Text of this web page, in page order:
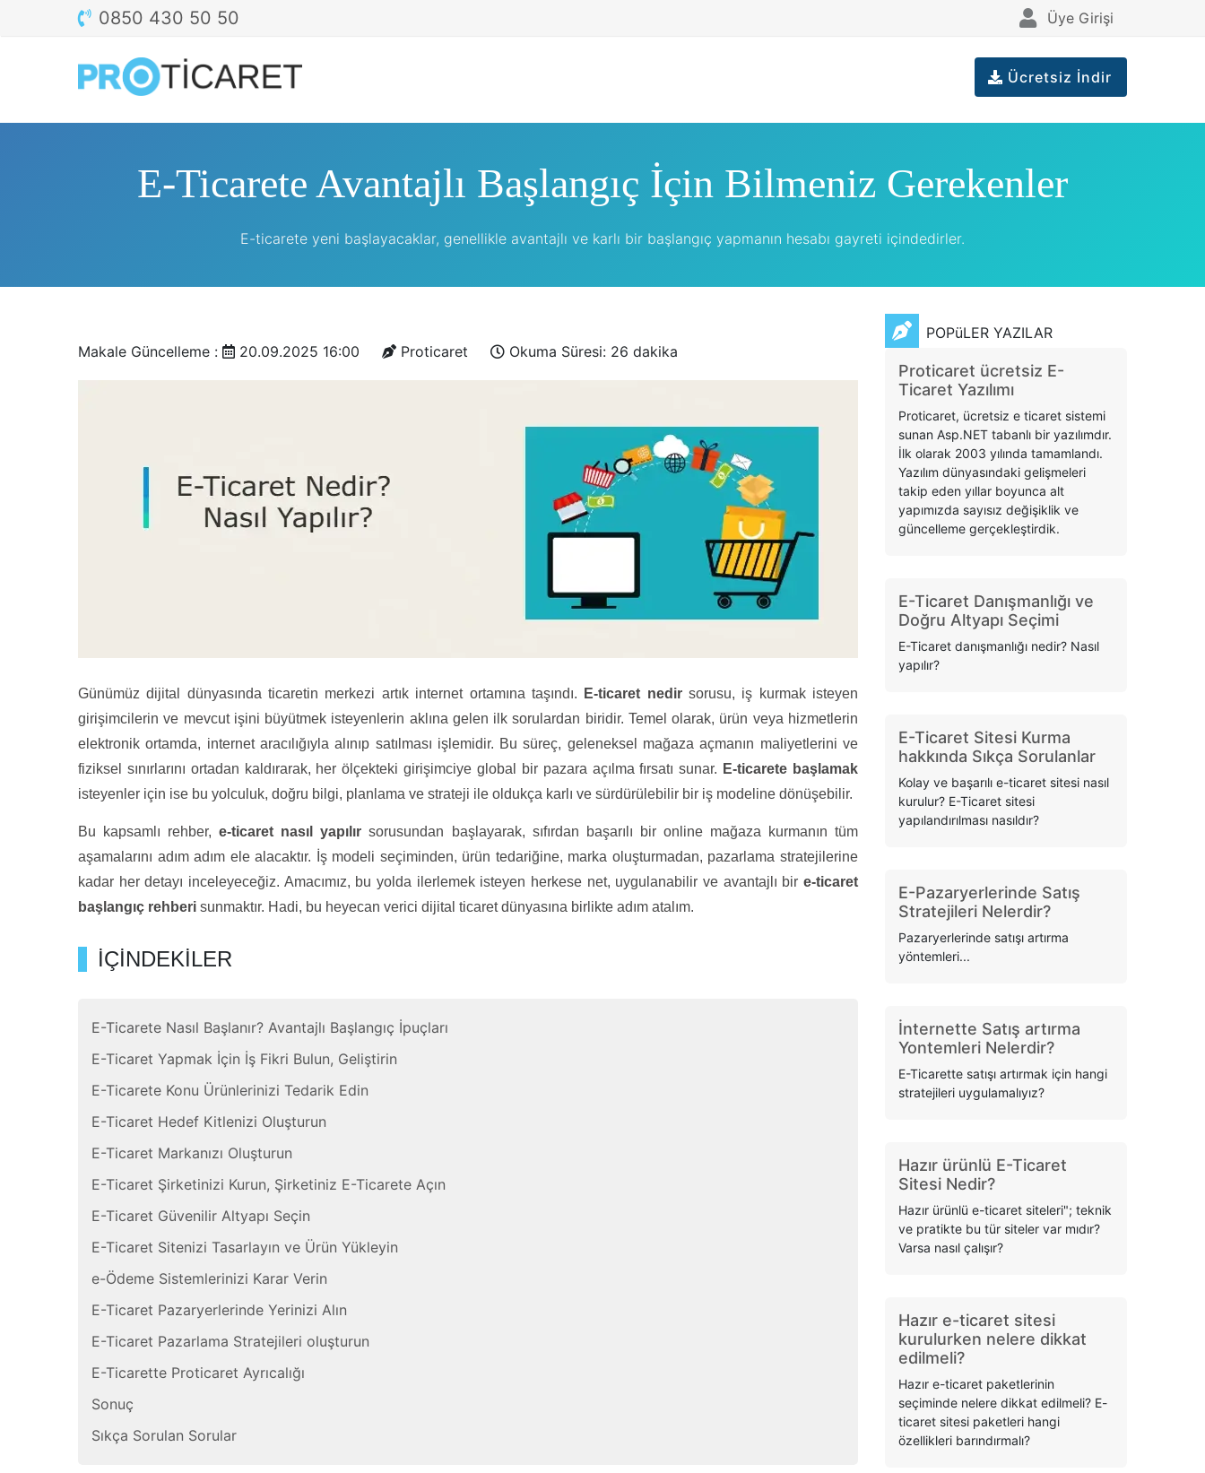
0850 430 50 50 Üye Girişi
Ücretsiz İndir
E-Ticarete Avantajlı Başlangıç İçin Bilmeniz Gerekenler
E-ticarete yeni başlayacaklar, genellikle avantajlı ve karlı bir başlangıç yapmanın hesabı gayreti içindedirler.
Makale Güncelleme : 20.09.2025 16:00 Proticaret Okuma Süresi: 26 dakika
Günümüz dijital dünyasında ticaretin merkezi artık internet ortamına taşındı. E-ticaret nedirsorusu, iş kurmak isteyen
girişimcilerin ve mevcut işini büyütmek isteyenlerin aklına gelen ilk sorulardan biridir. Temel olarak, ürün veya hizmetlerin
elektronik ortamda, internet aracılığıyla alınıp satılması işlemidir. Bu süreç, geleneksel mağaza açmanın maliyetlerini ve
fiziksel sınırlarını ortadan kaldırarak, her ölçekteki girişimciye global bir pazara açılma fırsatı sunar. E-ticarete başlamak
isteyenler için ise bu yolculuk, doğru bilgi, planlama ve strateji ile oldukça karlı ve sürdürülebilir bir iş modeline dönüşebilir.
Bu kapsamlı rehber,e-ticaret nasıl yapılır sorusundan başlayarak, sıfırdan başarılı bir online mağaza kurmanın tüm
aşamalarını adım adım ele alacaktır. İş modeli seçiminden, ürün tedariğine, marka oluşturmadan, pazarlama stratejilerine
kadar her detayı inceleyeceğiz. Amacımız, bu yolda ilerlemek isteyen herkese net, uygulanabilir ve avantajlı bir e-ticaret
başlangıç rehberi sunmaktır. Hadi, bu heyecan verici dijital ticaret dünyasına birlikte adım atalım.
İÇİNDEKİLER
E-Ticarete Nasıl Başlanır? Avantajlı Başlangıç İpuçları
E-Ticaret Yapmak İçin İş Fikri Bulun, Geliştirin
E-Ticarete Konu Ürünlerinizi Tedarik Edin
E-Ticaret Hedef Kitlenizi Oluşturun
E-Ticaret Markanızı Oluşturun
E-Ticaret Şirketinizi Kurun, Şirketiniz E-Ticarete Açın
E-Ticaret Güvenilir Altyapı Seçin
E-Ticaret Sitenizi Tasarlayın ve Ürün Yükleyin
e-Ödeme Sistemlerinizi Karar Verin
E-Ticaret Pazaryerlerinde Yerinizi Alın
E-Ticaret Pazarlama Stratejileri oluşturun
E-Ticarette Proticaret Ayrıcalığı
Sonuç
Sıkça Sorulan Sorular
POPüLER YAZILAR
Proticaret ücretsiz E-
Ticaret Yazılımı
Proticaret, ücretsiz e ticaret sistemi
sunan Asp.NET tabanlı bir yazılımdır.
İlk olarak 2003 yılında tamamlandı.
Yazılım dünyasındaki gelişmeleri
takip eden yıllar boyunca alt
yapımızda sayısız değişiklik ve
güncelleme gerçekleştirdik.
E-Ticaret Danışmanlığı ve
Doğru Altyapı Seçimi
E-Ticaret danışmanlığı nedir? Nasıl
yapılır?
E-Ticaret Sitesi Kurma
hakkında Sıkça Sorulanlar
Kolay ve başarılı e-ticaret sitesi nasıl
kurulur? E-Ticaret sitesi
yapılandırılması nasıldır?
E-Pazaryerlerinde Satış
Stratejileri Nelerdir?
Pazaryerlerinde satışı artırma
yöntemleri...
İnternette Satış artırma
Yontemleri Nelerdir?
E-Ticarette satışı artırmak için hangi
stratejileri uygulamalıyız?
Hazır ürünlü E-Ticaret
Sitesi Nedir?
Hazır ürünlü e-ticaret siteleri"; teknik
ve pratikte bu tür siteler var mıdır?
Varsa nasıl çalışır?
Hazır e-ticaret sitesi
kurulurken nelere dikkat
edilmeli?
Hazır e-ticaret paketlerinin
seçiminde nelere dikkat edilmeli? E-
ticaret sitesi paketleri hangi
özellikleri barındırmalı?